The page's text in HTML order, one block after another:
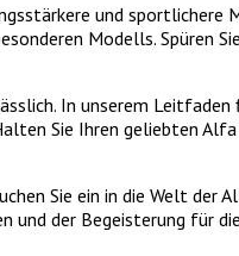
und
Modells. Spüren
In unserem
Sie Ihren geliebten
Sie ein in die Welt der
der Begeisterung für